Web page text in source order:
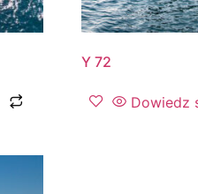
Y 72
Dowiedz